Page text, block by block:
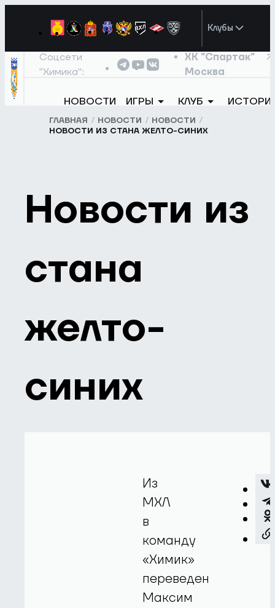
Клубы
Соцсети
"Химика":
ХК "Спартак"
Москва
НОВОСТИ ИГРЫ КЛУБ
ГЛАВНАЯ НОВОСТИ
НОВОСТИ
НОВОСТИ ИЗ СТАНА ЖЕЛТО-СИНИХ
Новости из
стана
желто-
синих
Из
МХЛ
в
команду
«Химик»
переведен
Максим